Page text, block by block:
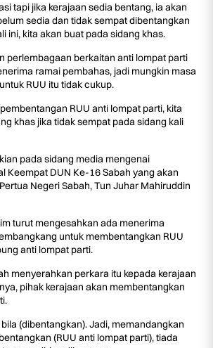
tapi jika kerajaan sedia bentang, ia akan
sedia dan tidak sempat dibentangkan
ini, kita akan buat pada sidang khas.
perlembagaan berkaitan anti lompat parti
ramai pembahas, jadi mungkin masa
RUU itu tidak cukup.
RUU anti lompat parti, kita
khas jika tidak sempat pada sidang kali
pada sidang media mengenai
Keempat DUN Ke-16 Sabah yang akan
Negeri Sabah, Tun Juhar Mahiruddin
turut mengesahkan ada menerima
untuk membentangkan RUU
anti lompat parti.
menyerahkan perkara itu kepada kerajaan
pihak kerajaan akan membentangkan
(dibentangkan). Jadi, memandangkan
(RUU anti lompat parti), tiada